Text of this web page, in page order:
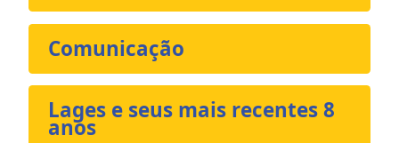
Comunicação
Lages e seus mais recentes 8
anos